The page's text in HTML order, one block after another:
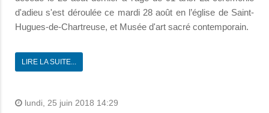
d'adieu s'est déroulée ce mardi 28 août en l’église de Saint-
Hugues-de-Chartreuse, et Musée d'art sacré contemporain.
LIRE LA SUITE...
lundi, 25 juin 2018 14:29